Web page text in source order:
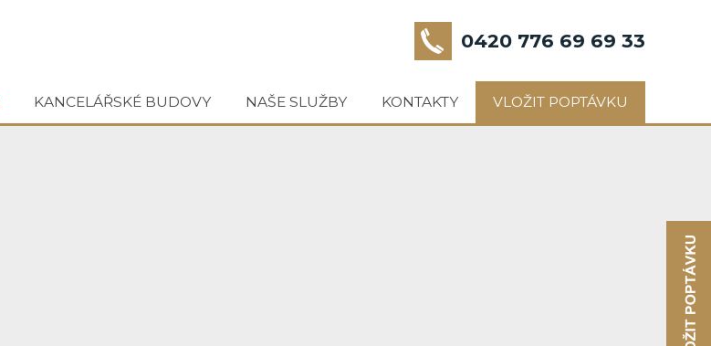
0420 776 69 69 33
KANCELÁŘSKÉ BUDOVY NAŠE SLUŽBY KONTAKTY VLOŽIT POPTÁVKU